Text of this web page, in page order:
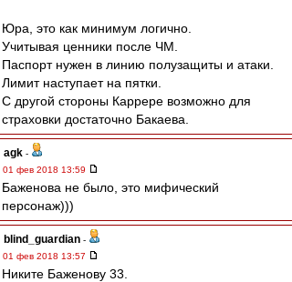
Юра, это как минимум логично.
Учитывая ценники после ЧМ.
Паспорт нужен в линию полузащиты и атаки.
Лимит наступает на пятки.
С другой стороны Каррере возможно для
страховки достаточно Бакаева.
agk -
01 фев 2018 13:59
Баженова не было, это мифический
персонаж)))
blind_guardian -
01 фев 2018 13:57
Никите Баженову 33.